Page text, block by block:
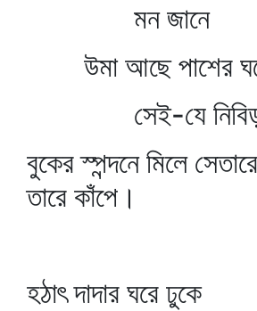
মন জানে
উমা আছে পাশের
সেই-যে নিবিড়
বুকের স্পন্দনে মিলে
তারে কাঁপে।
হঠাৎ দাদার ঘরে ঢুকে